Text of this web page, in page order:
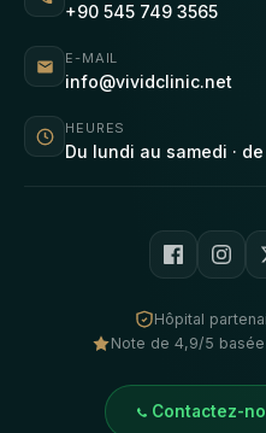
+90 545 749 3565
E-MAIL
info@vividclinic.net
HEURES
Du lundi au samedi ·
Hôpital
Note de 4,9/5
Contactez-